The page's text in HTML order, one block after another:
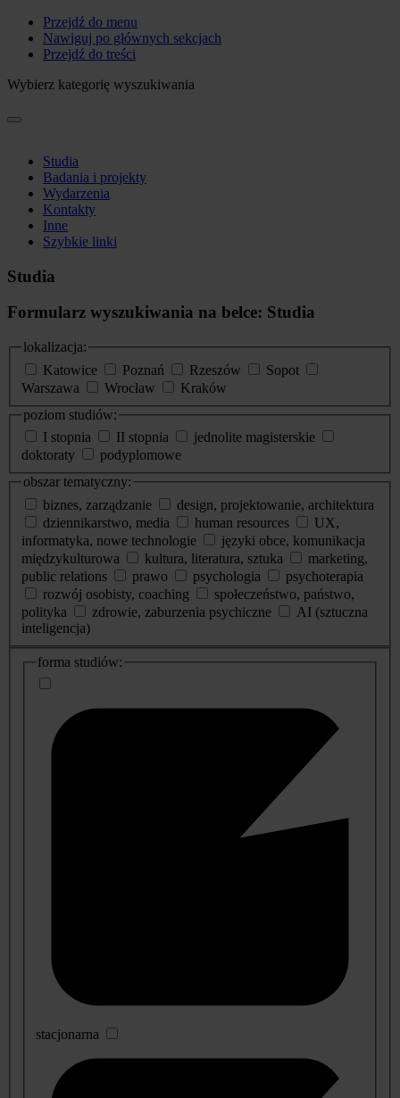
Przejdź do menu
Nawiguj po głównych sekcjach
Przejdź do treści
Wybierz kategorię wyszukiwania
Studia
Badania i projekty
Wydarzenia
Kontakty
Inne
Szybkie linki
Studia
Formularz wyszukiwania na belce: Studia
lokalizacja:
Katowice
Poznań Rzeszów
Sopot
Warszawa
Wrocław
Kraków
poziom studiów:
I stopnia
II stopnia
jednolite magisterskie
doktoraty
podyplomowe
obszar tematyczny:
biznes, zarządzanie
design, projektowanie, architektura
dziennikarstwo, media
human resources
UX,
informatyka, nowe technologie
języki obce, komunikacja
międzykulturowa
kultura, literatura, sztuka
marketing,
public relations
prawo psychologia
psychoterapia
rozwój osobisty, coaching
społeczeństwo, państwo,
polityka
zdrowie, zaburzenia psychiczne
AI (sztuczna
inteligencja)
dodatkowe
informacje
forma studiów:
stacjonarna